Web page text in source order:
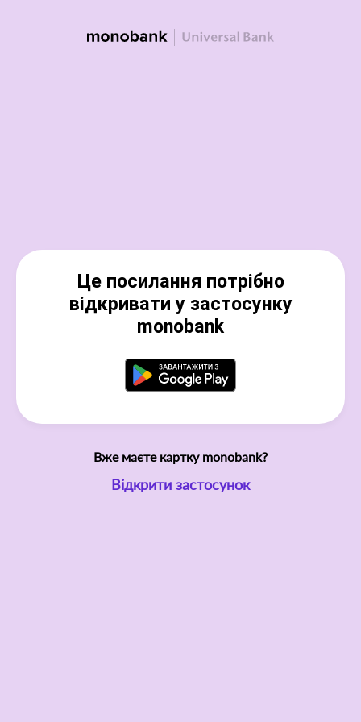
Це посилання потрібно
відкривати у застосунку
monobank
Вже маєте картку monobank?
Відкрити застосунок